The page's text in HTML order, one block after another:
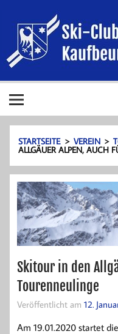
springen
Ski-Club Kaufbeuren e. V.
STARTSEITE VEREIN
ALLGÄUER ALPEN, AUCH
Skitour in den
Tourenneulinge
Veröffentlicht am 12.
Am 19.01.2020 startet